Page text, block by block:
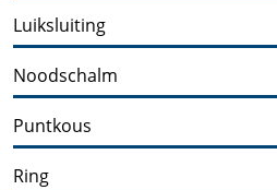
Luiksluiting
Noodschalm
Puntkous
Ring